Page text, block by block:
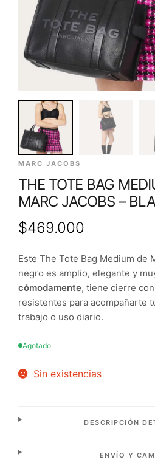
MARC JACOBS
THE TOTE BAG
MARC JACOBS –
$469.000
Este The Tote Bag Medium de
negro es amplio, elegante y
cómodamente, tiene cierre
resistentes para acompañarte
trabajo o uso diario.
Agotado
Sin existencias
DESCRIPCIÓN
ENVÍO Y